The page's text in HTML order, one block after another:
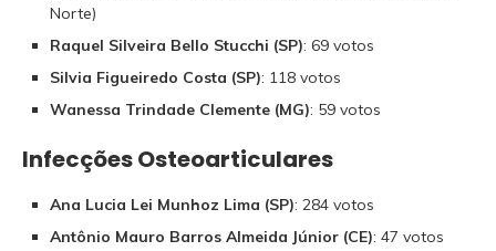
Norte)
Raquel Silveira Bello Stucchi (SP): 69 votos
Silvia Figueiredo Costa (SP): 118 votos
Wanessa Trindade Clemente (MG): 59 votos
Infecções Osteoarticulares
Ana Lucia Lei Munhoz Lima (SP): 284 votos
Antônio Mauro Barros Almeida Júnior (CE): 47 votos